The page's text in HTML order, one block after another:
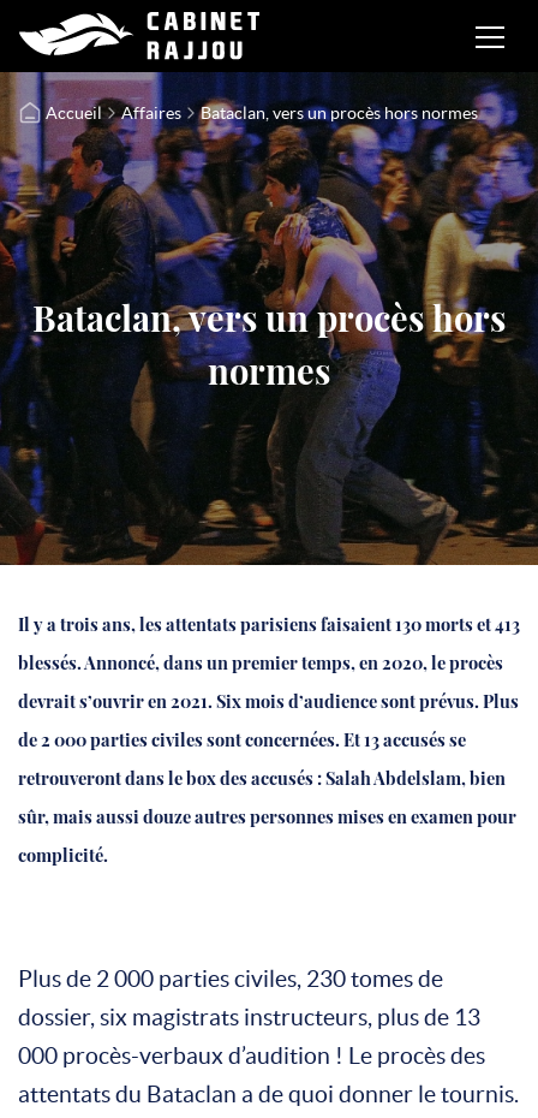
Accueil Affaires Bataclan, vers un procès hors normes
Bataclan, vers un procès hors
normes
Il y a trois ans, les attentats parisiens faisaient 130 morts et 413
blessés. Annoncé, dans un premier temps, en 2020, le procès
devrait s’ouvrir en 2021. Six mois d’audience sont prévus. Plus
de 2 000 parties civiles sont concernées. Et 13 accusés se
retrouveront dans le box des accusés : Salah Abdelslam, bien
sûr, mais aussi douze autres personnes mises en examen pour
complicité.
Plus de 2 000 parties civiles, 230 tomes de
dossier, six magistrats instructeurs, plus de 13
000 procès-verbaux d’audition ! Le procès des
attentats du Bataclan a de quoi donner le tournis.